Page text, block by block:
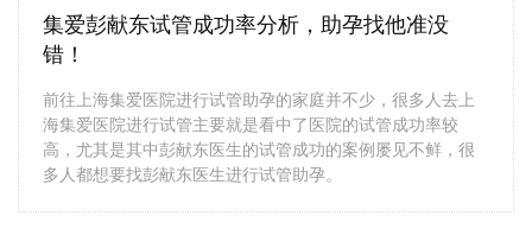
集爱彭献东试管成功率分析，助孕找他准没
错！
前往上海集爱医院进行试管助孕的家庭并不少，很多人去上
海集爱医院进行试管主要就是看中了医院的试管成功率较
高，尤其是其中彭献东医生的试管成功的案例屡见不鲜，很
多人都想要找彭献东医生进行试管助孕。